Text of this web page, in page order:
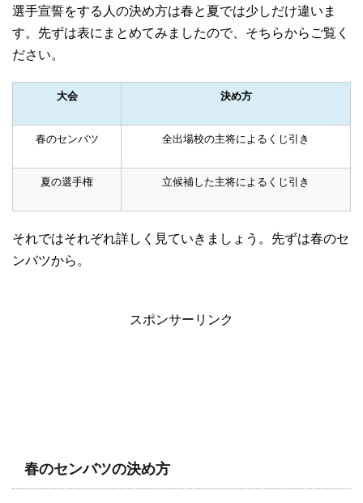
選手宣誓をする人の決め方は春と夏では少しだけ違いま
す。先ずは表にまとめてみましたので、そちらからご覧く
ださい。
大会 決め方
春のセンバツ 全出場校の主将によるくじ引き
夏の選手権 立候補した主将によるくじ引き
それではそれぞれ詳しく見ていきましょう。先ずは春のセ
ンバツから。
スポンサーリンク
春のセンバツの決め方